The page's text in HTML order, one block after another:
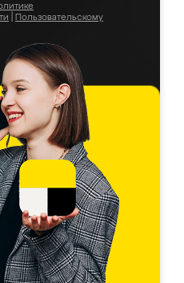
Пользовательскому